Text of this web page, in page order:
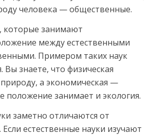
человека — общественные.
которые занимают
между естественными
Примером таких наук
Вы знаете, что физическая
природу, а экономическая —
положение занимает и экология.
заметно отличаются от
Если естественные науки изучают